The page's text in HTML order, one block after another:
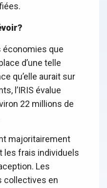
économies que
d’une telle
qu’elle aurait sur
l’IRIS évalue
22 millions de
majoritairement
les frais individuels
Les
collectives en